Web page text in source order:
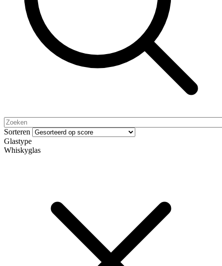
Sorteren
Glastype
Whiskyglas